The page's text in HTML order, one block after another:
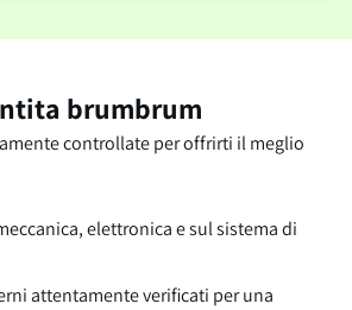
brumbrum
controllate per offrirti il meglio
elettronica e sul sistema di
attentamente verificati per una